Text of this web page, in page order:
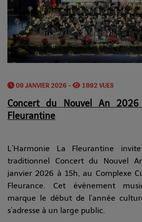
09 JANVIER 2026 - 1892 VUES
Concert du Nouvel An
Fleurantine
L’Harmonie La Fleurantine
traditionnel Concert du Nouvel
janvier 2026 à 15h, au Complexe
Fleurance. Cet événement
marque le début de l’année
s’adresse à un large public.